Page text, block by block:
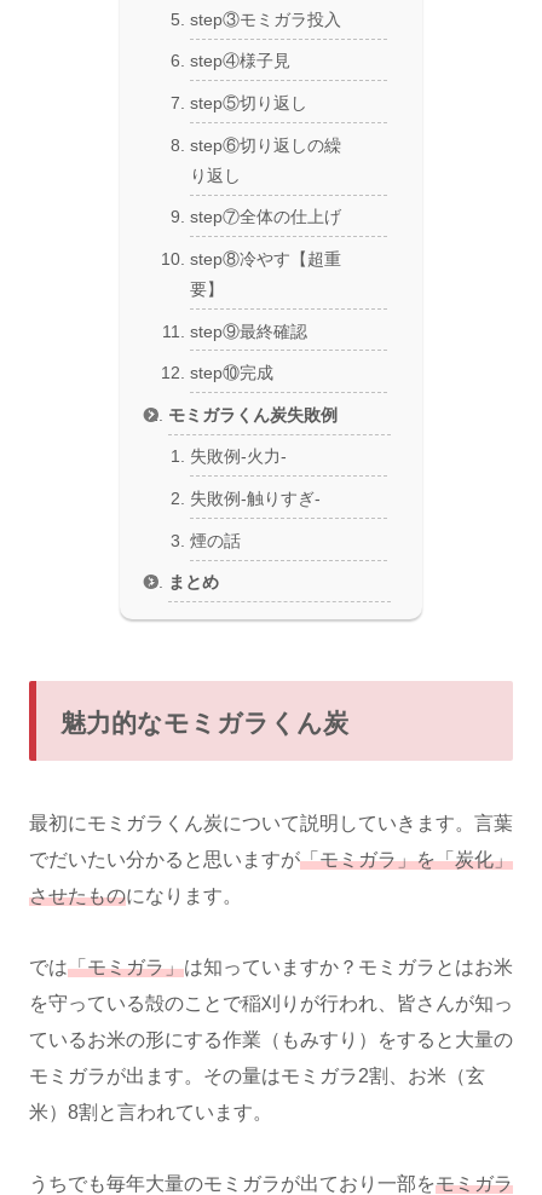
step③モミガラ投入
step④様子見
step⑤切り返し
step⑥切り返しの繰
り返し
step⑦全体の仕上げ
step⑧冷やす【超重
要】
step⑨最終確認
step⑩完成
モミガラくん炭失敗例
失敗例-火力-
失敗例-触りすぎ-
煙の話
まとめ
魅力的なモミガラくん炭
最初にモミガラくん炭について説明していきます。言葉
でだいたい分かると思いますが「モミガラ」を「炭化」
させたものになります。
では「モミガラ」は知っていますか？モミガラとはお米
を守っている殻のことで稲刈りが行われ、皆さんが知っ
ているお米の形にする作業（もみすり）をすると大量の
モミガラが出ます。その量はモミガラ2割、お米（玄
米）8割と言われています。
うちでも毎年大量のモミガラが出ており一部をモミガラ